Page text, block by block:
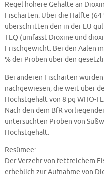
Regel höhere Gehalte an
Fischarten. Über die Hälfte
überschritten den in der EU
TEQ (umfasst Dioxine und
Frischgewicht. Bei den Aalen
% der Proben über den
Bei anderen Fischarten
nachgewiesen, die weit über
Höchstgehalt von 8 pg WHO-
Nach den dem BfR
untersuchten Proben von
Höchstgehalt.
Resümee:
Der Verzehr von fettreichem
erheblich zur Aufnahme von